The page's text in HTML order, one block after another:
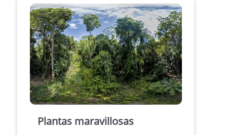
Plantas maravillosas